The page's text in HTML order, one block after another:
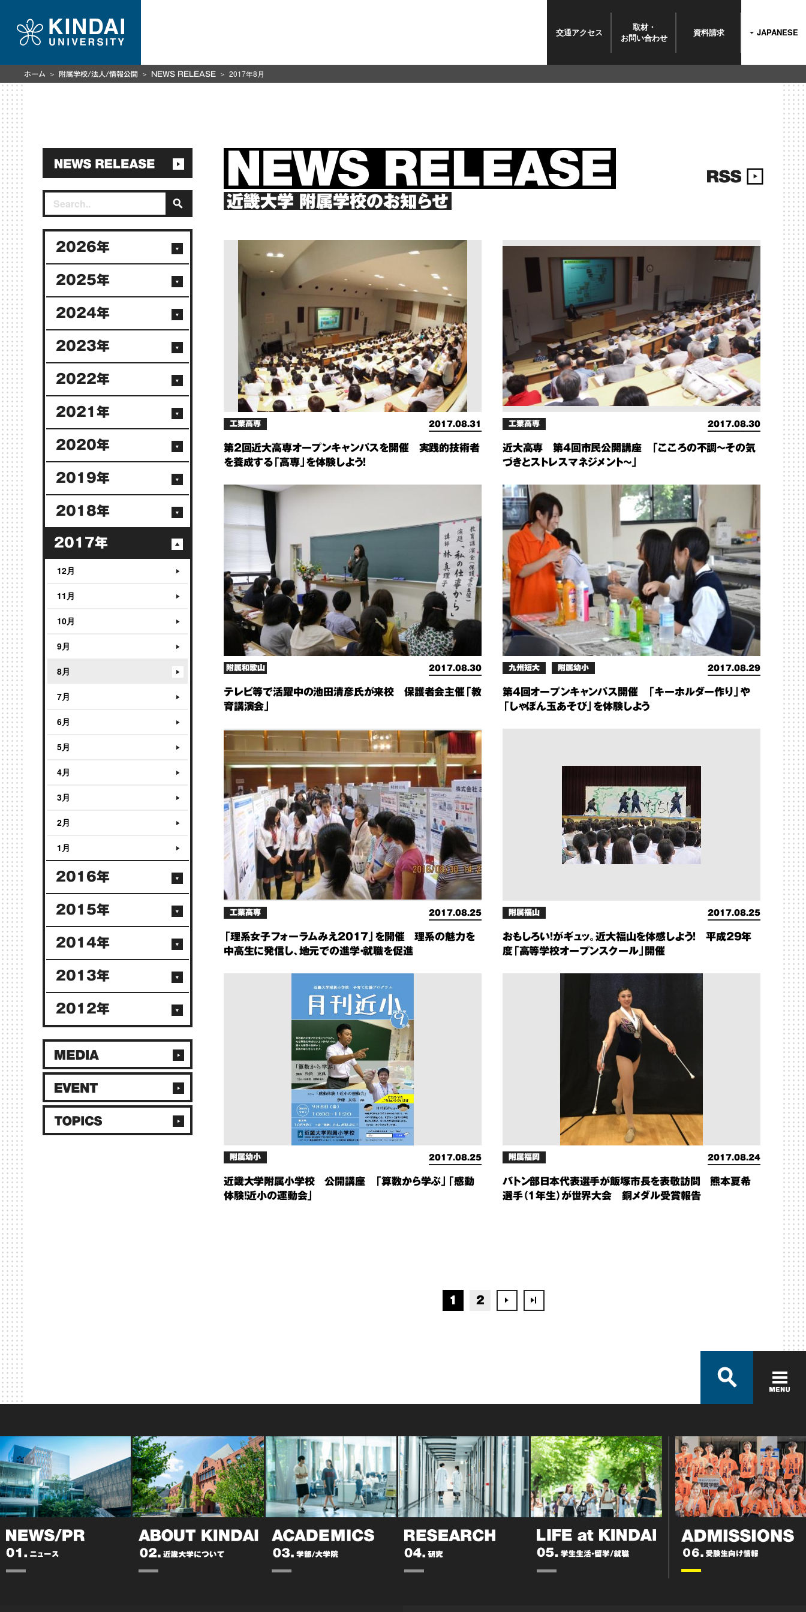
交通アクセス
取材・
お問い合わせ 資料請求 JAPANESE
ホーム 附属学校/法人/情報公開 NEWS RELEASE 2017年8月
近畿大学 附属学校のお知らせ
工業高専 2017.08.31
第2回近大高専オープンキャンパスを開催 実践的技術者
を養成する「高専」を体験しよう！
工業高専 2017.08.30
近大高専 第4回市民公開講座 「こころの不調～その気
づきとストレスマネジメント～」
附属和歌山 2017.08.30
テレビ等で活躍中の池田清彦氏が来校 保護者会主催「教
育講演会」
九州短大 附属幼小 2017.08.29
第4回オープンキャンパス開催 「キーホルダー作り」や
「しゃぼん玉あそび」を体験しよう
工業高専 2017.08.25
「理系女子フォーラムみえ2017」を開催 理系の魅力を
中高生に発信し、地元での進学・就職を促進
附属福山 2017.08.25
おもしろい！がギュッ。近大福山を体感しよう！ 平成29年
度「高等学校オープンスクール」開催
附属幼小 2017.08.25
近畿大学附属小学校 公開講座 「算数から学ぶ」「感動
体験！近小の運動会」
附属福岡 2017.08.24
バトン部日本代表選手が飯塚市長を表敬訪問 熊本夏希
選手（1年生）が世界大会 銅メダル受賞報告
1 2
2026年
2025年
2024年
2023年
2022年
2021年
2020年
2019年
2018年
2017年
12月
11月
10月
9月
8月
7月
6月
5月
4月
3月
2月
1月
2016年
2015年
2014年
2013年
2012年